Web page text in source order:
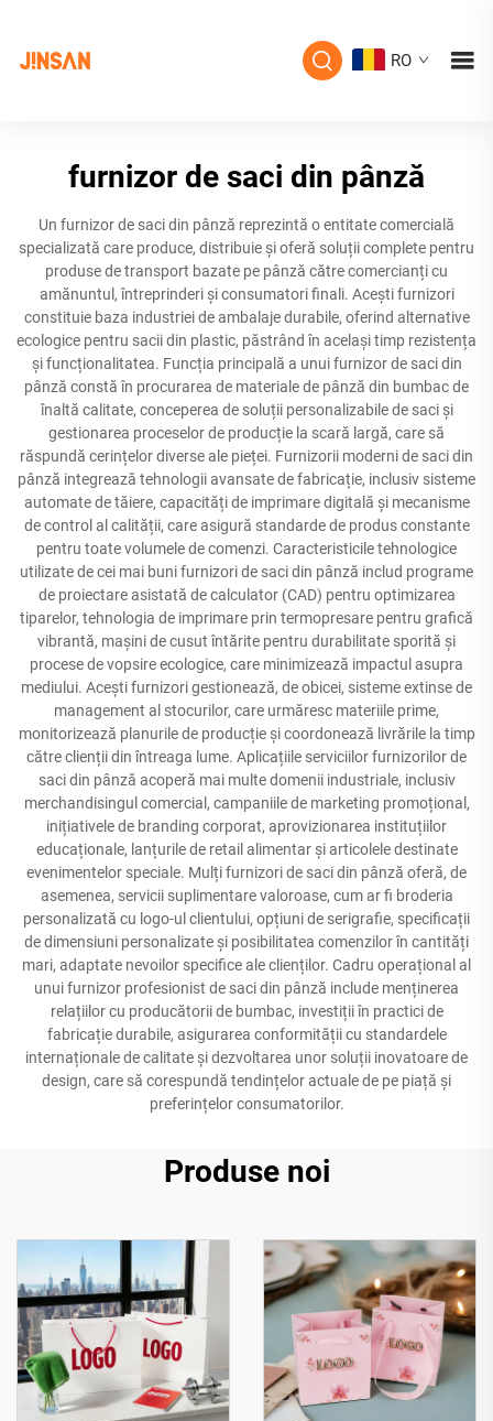
RO
furnizor de saci din pânză
Un furnizor de saci din pânză reprezintă o entitate comercială
specializată care produce, distribuie și oferă soluții complete pentru
produse de transport bazate pe pânză către comercianți cu
amănuntul, întreprinderi și consumatori finali. Acești furnizori
constituie baza industriei de ambalaje durabile, oferind alternative
ecologice pentru sacii din plastic, păstrând în același timp rezistența
și funcționalitatea. Funcția principală a unui furnizor de saci din
pânză constă în procurarea de materiale de pânză din bumbac de
înaltă calitate, conceperea de soluții personalizabile de saci și
gestionarea proceselor de producție la scară largă, care să
răspundă cerințelor diverse ale pieței. Furnizorii moderni de saci din
pânză integrează tehnologii avansate de fabricație, inclusiv sisteme
automate de tăiere, capacități de imprimare digitală și mecanisme
de control al calității, care asigură standarde de produs constante
pentru toate volumele de comenzi. Caracteristicile tehnologice
utilizate de cei mai buni furnizori de saci din pânză includ programe
de proiectare asistată de calculator (CAD) pentru optimizarea
tiparelor, tehnologia de imprimare prin termopresare pentru grafică
vibrantă, mașini de cusut întărite pentru durabilitate sporită și
procese de vopsire ecologice, care minimizează impactul asupra
mediului. Acești furnizori gestionează, de obicei, sisteme extinse de
management al stocurilor, care urmăresc materiile prime,
monitorizează planurile de producție și coordonează livrările la timp
către clienții din întreaga lume. Aplicațiile serviciilor furnizorilor de
saci din pânză acoperă mai multe domenii industriale, inclusiv
merchandisingul comercial, campaniile de marketing promoțional,
inițiativele de branding corporat, aprovizionarea instituțiilor
educaționale, lanțurile de retail alimentar și articolele destinate
evenimentelor speciale. Mulți furnizori de saci din pânză oferă, de
asemenea, servicii suplimentare valoroase, cum ar fi broderia
personalizată cu logo-ul clientului, opțiuni de serigrafie, specificații
de dimensiuni personalizate și posibilitatea comenzilor în cantități
mari, adaptate nevoilor specifice ale clienților. Cadru operațional al
unui furnizor profesionist de saci din pânză include menținerea
relațiilor cu producătorii de bumbac, investiții în practici de
fabricație durabile, asigurarea conformității cu standardele
internaționale de calitate și dezvoltarea unor soluții inovatoare de
design, care să corespundă tendințelor actuale de pe piață și
preferințelor consumatorilor.
Produse noi